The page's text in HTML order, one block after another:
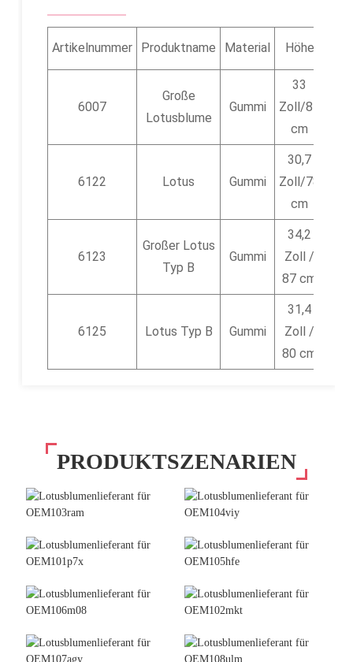
Artikelnummer Produktname Material Höhe
6007
Große
Lotusblume
Gummi
33
Zoll/84
cm
6122 Lotus Gummi
30,7
Zoll/78
cm
6123
Großer Lotus
Typ B
Gummi
34,2
Zoll /
87 cm
6125 Lotus Typ B Gummi
31,4
Zoll /
80 cm
PRODUKTSZENARIEN